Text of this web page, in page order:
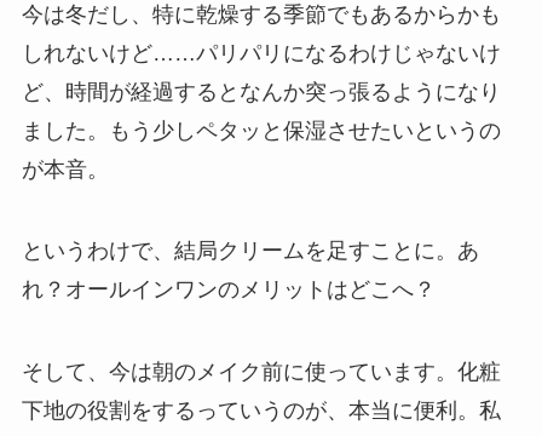
今は冬だし、特に乾燥する季節でもあるからかも
しれないけど……パリパリになるわけじゃないけ
ど、時間が経過するとなんか突っ張るようになり
ました。もう少しペタッと保湿させたいというの
が本音。
というわけで、結局クリームを足すことに。あ
れ？オールインワンのメリットはどこへ？
そして、今は朝のメイク前に使っています。化粧
下地の役割をするっていうのが、本当に便利。私